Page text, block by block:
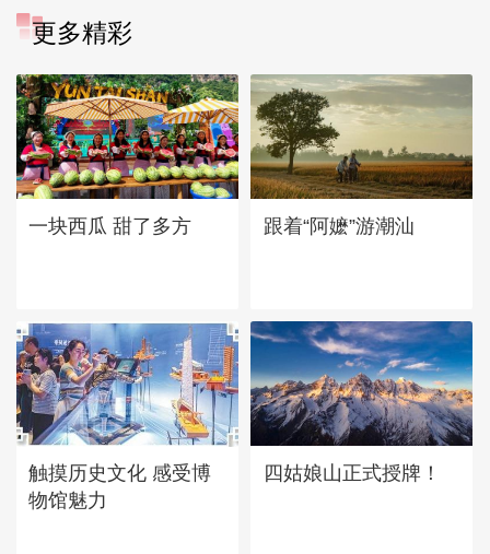
更多精彩
一块西瓜 甜了多方 跟着“阿嬷”游潮汕
触摸历史文化 感受博
物馆魅力
四姑娘山正式授牌！